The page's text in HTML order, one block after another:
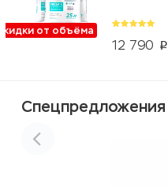
от объёма
12 790 p
Спецпредложения